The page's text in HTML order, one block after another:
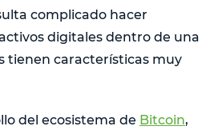
complicado hacer
digitales dentro de una
tienen características muy
del ecosistema de Bitcoin,